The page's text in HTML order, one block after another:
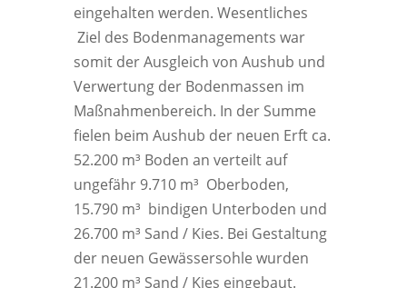
eingehalten werden. Wesentliches
Ziel des Bodenmanagements war
somit der Ausgleich von Aushub und
Verwertung der Bodenmassen im
Maßnahmenbereich. In der Summe
fielen beim Aushub der neuen Erft ca.
52.200 m³ Boden an verteilt auf
ungefähr 9.710 m³ Oberboden,
15.790 m³ bindigen Unterboden und
26.700 m³ Sand / Kies. Bei Gestaltung
der neuen Gewässersohle wurden
21.200 m³ Sand / Kies eingebaut.